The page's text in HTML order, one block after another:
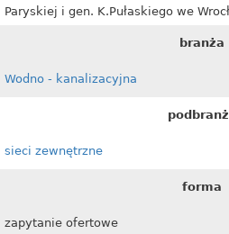
Paryskiej i gen. K.Pułaskiego we
branża
Wodno - kanalizacyjna
sieci zewnętrzne
forma
zapytanie ofertowe